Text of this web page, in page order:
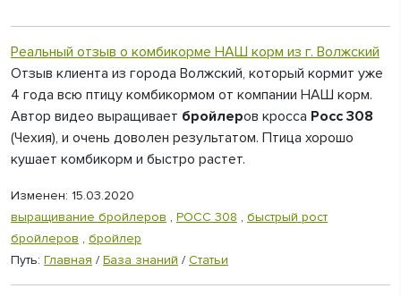
Реальный отзыв о комбикорме НАШ корм из г. Волжский
Отзыв клиента из города Волжский, который кормит уже
4 года всю птицу комбикормом от компании НАШ корм.
Автор видео выращивает бройлеров кросса Росс 308
(Чехия), и очень доволен результатом. Птица хорошо
кушает комбикорм и быстро растет.
Изменен: 15.03.2020
выращивание бройлеров , РОСС 308 , быстрый рост
бройлеров , бройлер
Путь: Главная / База знаний / Статьи